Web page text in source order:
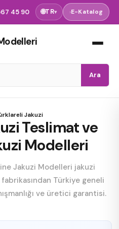
45 90 🌐TR▾ ›E-Katalog
Ara
Jakuzi
Teslimat ve
Modelleri
Jakuzi Modelleri jakuzi
Türkiye geneli
ve üretici garantisi.